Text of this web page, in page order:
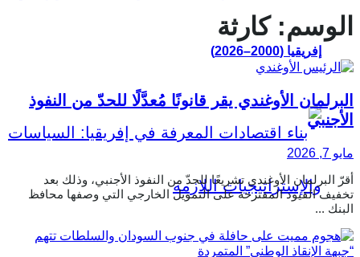
إفريقيا (2000–2026)
الوسم:كارثة
البرلمان الأوغندي يقر قانونًا مُعدَّلًا للحدّ من النفوذ
الأجنبي
مايو 7, 2026
أقرّ البرلمان الأوغندي تشريعًا للحدّ من النفوذ الأجنبي، وذلك بعد
تخفيف القيود المقترحة على التمويل الخارجي التي وصفها محافظ
البنك ...